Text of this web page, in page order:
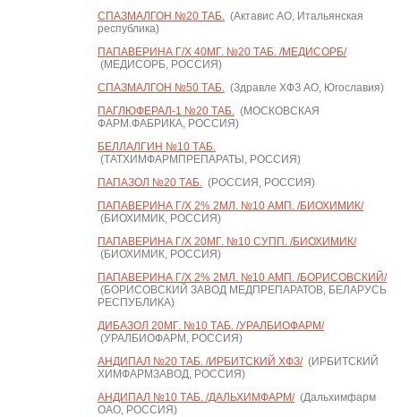
СПАЗМАЛГОН №20 ТАБ.(Актавис АО, Итальянская
республика)
ПАПАВЕРИНА Г/Х 40МГ. №20 ТАБ. /МЕДИСОРБ/
(МЕДИСОРБ, РОССИЯ)
СПАЗМАЛГОН №50 ТАБ.(Здравле ХФЗ АО, Югославия)
ПАГЛЮФЕРАЛ-1 №20 ТАБ.(МОСКОВСКАЯ
ФАРМ.ФАБРИКА, РОССИЯ)
БЕЛЛАЛГИН №10 ТАБ.
(ТАТХИМФАРМПРЕПАРАТЫ, РОССИЯ)
ПАПАЗОЛ №20 ТАБ.(РОССИЯ, РОССИЯ)
ПАПАВЕРИНА Г/Х 2% 2МЛ. №10 АМП. /БИОХИМИК/
(БИОХИМИК, РОССИЯ)
ПАПАВЕРИНА Г/Х 20МГ. №10 СУПП. /БИОХИМИК/
(БИОХИМИК, РОССИЯ)
ПАПАВЕРИНА Г/Х 2% 2МЛ. №10 АМП. /БОРИСОВСКИЙ/
(БОРИСОВСКИЙ ЗАВОД МЕДПРЕПАРАТОВ, БЕЛАРУСЬ
РЕСПУБЛИКА)
ДИБАЗОЛ 20МГ. №10 ТАБ. /УРАЛБИОФАРМ/
(УРАЛБИОФАРМ, РОССИЯ)
АНДИПАЛ №20 ТАБ. /ИРБИТСКИЙ ХФЗ/(ИРБИТСКИЙ
ХИМФАРМЗАВОД, РОССИЯ)
АНДИПАЛ №10 ТАБ. /ДАЛЬХИМФАРМ/(Дальхимфарм
ОАО, РОССИЯ)